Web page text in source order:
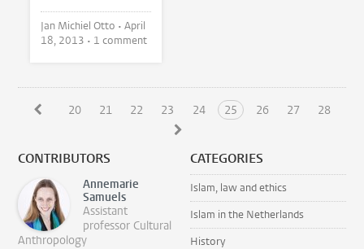
Jan Michiel Otto •April
18, 2013
• 1 comment
20 21 22 23 24 25 26 27 28
CONTRIBUTORS
Annemarie
Samuels
Assistant
professor Cultural
Anthropology
CATEGORIES
Islam, law and ethics
Islam in the Netherlands
History